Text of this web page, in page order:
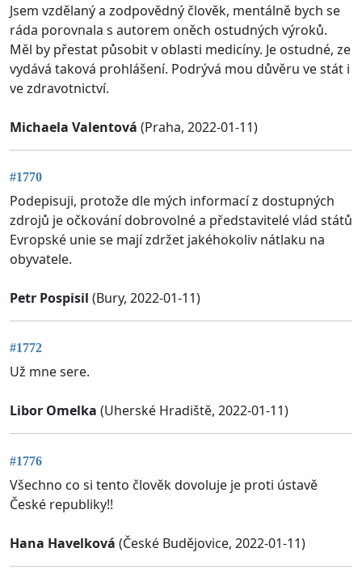
Jsem vzdělaný a zodpovědný člověk, mentálně bych se
ráda porovnala s autorem oněch ostudných výroků.
Měl by přestat působit v oblasti medicíny. Je ostudné, ze
vydává taková prohlášení. Podrývá mou důvěru ve stát i
ve zdravotnictví.
Michaela Valentová (Praha, 2022-01-11)
#1770
Podepisuji, protože dle mých informací z dostupných
zdrojů je očkování dobrovolné a představitelé vlád států
Evropské unie se mají zdržet jakéhokoliv nátlaku na
obyvatele.
Petr Pospisil (Bury, 2022-01-11)
#1772
Už mne sere.
Libor Omelka (Uherské Hradiště, 2022-01-11)
#1776
Všechno co si tento člověk dovoluje je proti ústavě
České republiky!!
Hana Havelková (České Budějovice, 2022-01-11)